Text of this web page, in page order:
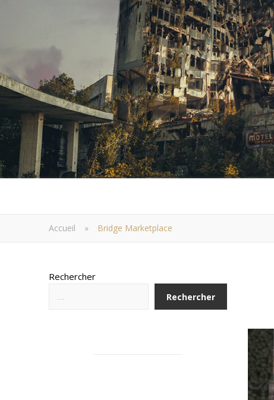
Accueil » Bridge Marketplace
Rechercher
Rechercher